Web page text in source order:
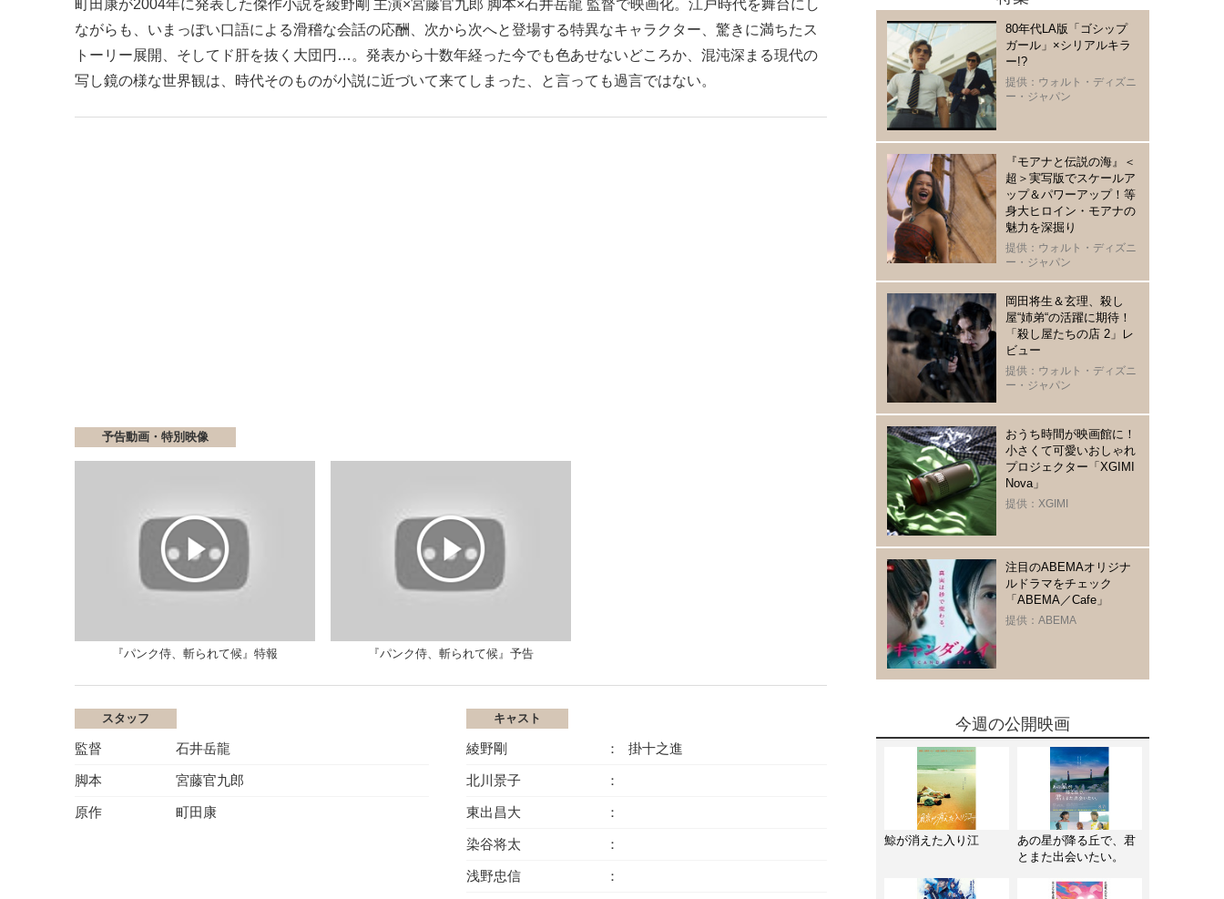
町田康が2004年に発表した傑作小説を綾野剛 主演×宮藤官九郎 脚本×石井岳龍 監督で映画化。江戸時代を舞台にし
ながらも、いまっぽい口語による滑稽な会話の応酬、次から次へと登場する特異なキャラクター、驚きに満ちたス
トーリー展開、そしてド肝を抜く大団円…。発表から十数年経った今でも色あせないどころか、混沌深まる現代の
写し鏡の様な世界観は、時代そのものが小説に近づいて来てしまった、と言っても過言ではない。
予告動画・特別映像
『パンク侍、斬られて候』特報 『パンク侍、斬られて候』予告
スタッフ
監督 石井岳龍
脚本 宮藤官九郎
原作 町田康
キャスト
綾野剛 掛十之進
北川景子
東出昌大
染谷将太
浅野忠信
80年代LA版「ゴシップ
ガール」×シリアルキラ
ー!?
提供：ウォルト・ディズニ
ー・ジャパン
『モアナと伝説の海』＜
超＞実写版でスケールア
ップ＆パワーアップ！等
身大ヒロイン・モアナの
魅力を深掘り
提供：ウォルト・ディズニ
ー・ジャパン
岡田将生＆玄理、殺し
屋“姉弟“の活躍に期待！
「殺し屋たちの店 2」レ
ビュー
提供：ウォルト・ディズニ
ー・ジャパン
おうち時間が映画館に！
小さくて可愛いおしゃれ
プロジェクター「XGIMI
Nova」
提供：XGIMI
注目のABEMAオリジナ
ルドラマをチェック
「ABEMA／Cafe」
提供：ABEMA
今週の公開映画
鯨が消えた入り江
あの星が降る丘で、君
とまた出会いたい。